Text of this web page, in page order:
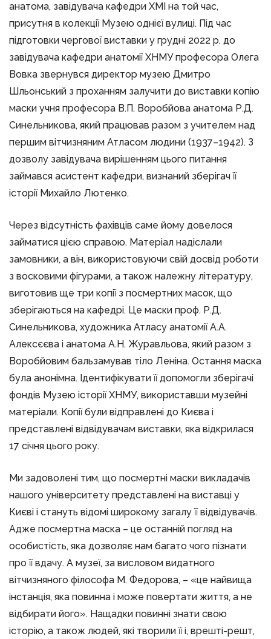
анатома, завідувача кафедри ХМІ на той час,
присутня в колекції Музею однієї вулиці. Під час
підготовки чергової виставки у грудні 2022 р. до
завідувача кафедри анатомії ХНМУ професора Олега
Вовка звернувся директор музею Дмитро
Шльонський з проханням залучити до виставки копію
маски учня професора В.П. Воробйова анатома Р.Д.
Синельникова, який працював разом з учителем над
першим вітчизняним Атласом людини (1937–1942). З
дозволу завідувача вирішенням цього питання
займався асистент кафедри, визнаний зберігач її
історії Михайло Лютенко.
Через відсутність фахівців саме йому довелося
займатися цією справою. Матеріал надіслали
замовники, а він, використовуючи свій досвід роботи
з восковими фігурами, а також належну літературу,
виготовив ще три копії з посмертних масок, що
зберігаються на кафедрі. Це маски проф. Р.Д.
Синельникова, художника Атласу анатомії А.А.
Алексєєва і анатома А.Н. Журавльова, який разом з
Воробйовим бальзамував тіло Леніна. Остання маска
була анонімна. Ідентифікувати її допомогли зберігачі
фондів Музею історії ХНМУ, використавши музейні
матеріали. Копії були відправлені до Києва і
представлені відвідувачам виставки, яка відкрилася
17 січня цього року.
Ми задоволені тим, що посмертні маски викладачів
нашого університету представлені на виставці у
Києві і стануть відомі широкому загалу її відвідувачів.
Адже посмертна маска – це останній погляд на
особистість, яка дозволяє нам багато чого пізнати
про її вдачу. А музеї, за висловом видатного
вітчизняного філософа М. Федорова, – «це найвища
інстанція, яка повинна і може повертати життя, а не
відбирати його». Нащадки повинні знати свою
історію, а також людей, які творили її і, врешті-решт,